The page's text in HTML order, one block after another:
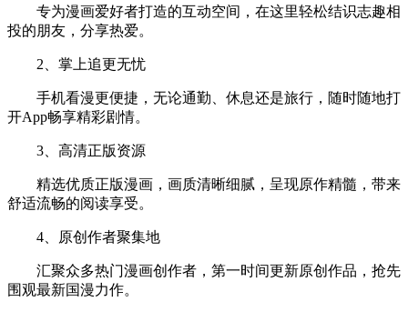
专为漫画爱好者打造的互动空间，在这里轻松结识志趣相
投的朋友，分享热爱。
2、掌上追更无忧
手机看漫更便捷，无论通勤、休息还是旅行，随时随地打
开App畅享精彩剧情。
3、高清正版资源
精选优质正版漫画，画质清晰细腻，呈现原作精髓，带来
舒适流畅的阅读享受。
4、原创作者聚集地
汇聚众多热门漫画创作者，第一时间更新原创作品，抢先
围观最新国漫力作。